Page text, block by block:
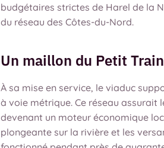
budgétaires strictes de Harel de la
du réseau des Côtes-du-Nord.
Un maillon du Petit
À sa mise en service, le viaduc
à voie métrique. Ce réseau
devenant un moteur économique
plongeante sur la rivière et les